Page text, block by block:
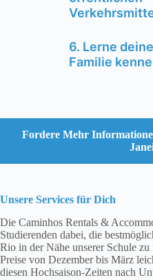
6. Lerne
Familie
Fordere Mehr
Unsere Services für Dich
Die Caminhos Rentals &
Studierenden dabei, die
Rio in der Nähe unserer Schule
Preise von Dezember bis März
diesen Hochsaison-Zeiten nach